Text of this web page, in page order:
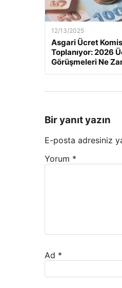
12/13/2025
Asgari Ücret
Toplanıyor: 2026
Görüşmeleri Ne
Bir yanıt yazın
E-posta adresiniz
Yorum *
Ad *